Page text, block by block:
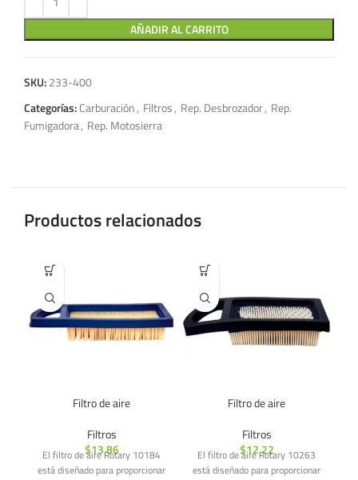
AÑADIR AL CARRITO
SKU:233-400
Categorías:Carburación, Filtros, Rep. Desbrozador, Rep.
Fumigadora, Rep. Motosierra
Productos relacionados
Filtro de aire
Filtros
$13,86
El filtro de aire Rotary 10184
está diseñado para proporcionar
Filtro de aire
Filtros
$12,22
El filtro de aire Rotary 10263
está diseñado para proporcionar